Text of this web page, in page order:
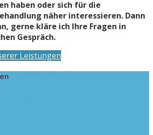
haben oder sich für die
näher interessieren. Dann
gerne kläre ich Ihre Fragen in
Gespräch.
Leistungen